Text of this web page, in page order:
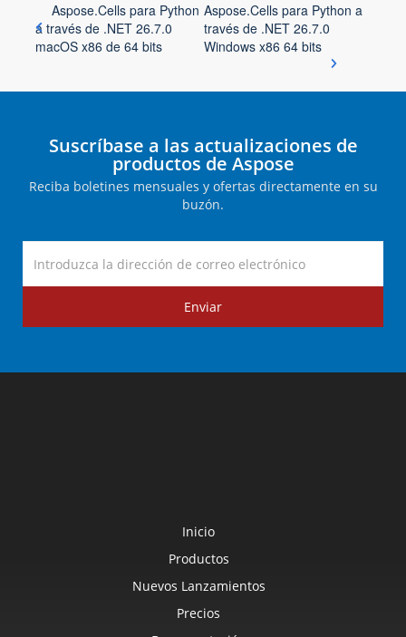
Aspose.Cells para Python
a través de .NET 26.7.0
macOS x86 de 64 bits
Aspose.Cells para Python a
través de .NET 26.7.0
Windows x86 64 bits
Suscríbase a las actualizaciones de
productos de Aspose
Reciba boletines mensuales y ofertas directamente en su
buzón.
Enviar
Inicio
Productos
Nuevos Lanzamientos
Precios